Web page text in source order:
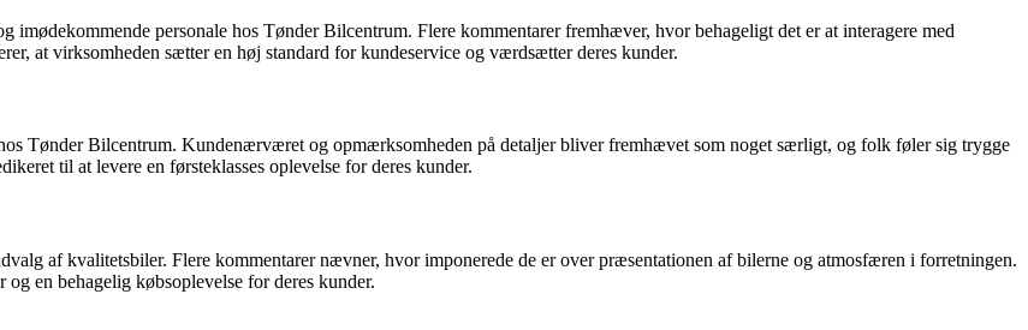
personale hos Tønder Bilcentrum. Flere kommentarer fremhæver, hvor behageligt det er at interagere med
at virksomheden sætter en høj standard for kundeservice og værdsætter deres kunder.
Tønder Bilcentrum. Kundenærværet og opmærksomheden på detaljer bliver fremhævet som noget særligt, og folk føler sig trygge
til at levere en førsteklasses oplevelse for deres kunder.
af kvalitetsbiler. Flere kommentarer nævner, hvor imponerede de er over præsentationen af ​​bilerne og atmosfæren i forretningen.
en behagelig købsoplevelse for deres kunder.